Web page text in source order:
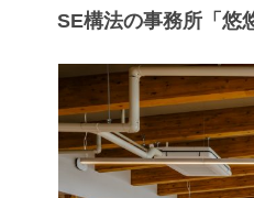
SE構法の事務所「悠